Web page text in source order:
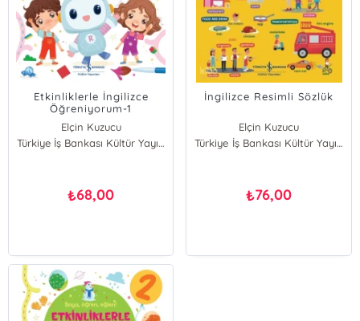
Etkinliklerle İngilizce
Öğreniyorum-1
Elçin Kuzucu
Türkiye İş Bankası Kültür Yayınları
₺68,00
İngilizce Resimli Sözlük
Elçin Kuzucu
Türkiye İş Bankası Kültür Yayınları
₺76,00